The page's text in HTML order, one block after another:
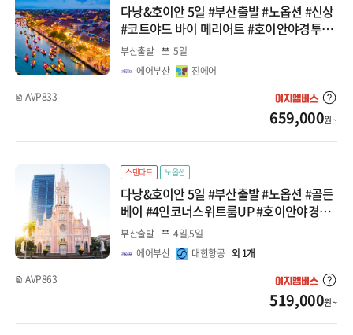
다낭&호이안 5일 #부산출발 #노옵션 #신상
#코트야드 바이 메리어트 #호이안야경투어
#바구니배 #한강유람선 #전신마사지 패키
부산출발
5일
에어부산
진에어
AVP833
659,000원 ~
스탠다드 노옵션
다낭&호이안 5일 #부산출발 #노옵션 #골든
베이 #4인코너스위트룸UP #호이안야경투
어 #바구니배 #한강유람선 #전신마사지 #패
키지
부산출발
4일,5일
에어부산
대한항공 외 1개
AVP863
519,000원 ~